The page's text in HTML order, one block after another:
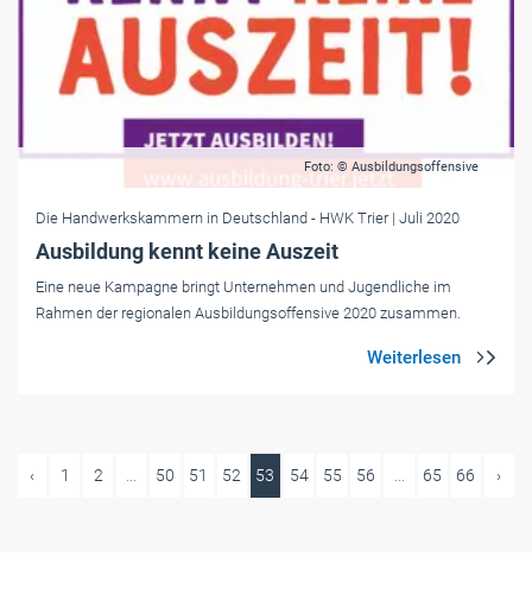
Foto: © Ausbildungsoffensive
Die Handwerkskammern in Deutschland - HWK Trier | Juli 2020
Ausbildung kennt keine Auszeit
Eine neue Kampagne bringt Unternehmen und Jugendliche im
Rahmen der regionalen Ausbildungsoffensive 2020 zusammen.
‹ 1 2 ... 50 51 52 53 54 55 56 ... 65 66 ›